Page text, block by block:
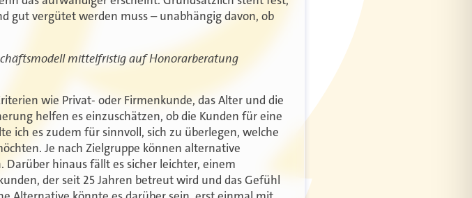
gut vergütet werden muss – unabhängig davon, ob
mittelfristig auf Honorarberatung
wie Privat- oder Firmenkunde, das Alter und die
helfen es einzuschätzen, ob die Kunden für eine
ich es zudem für sinnvoll, sich zu überlegen, welche
Je nach Zielgruppe können alternative
hinaus fällt es sicher leichter, einem
der seit 25 Jahren betreut wird und das Gefühl